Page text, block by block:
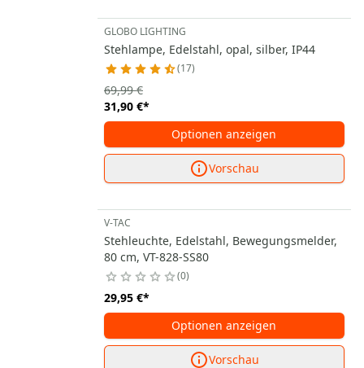
GLOBO LIGHTING
Stehlampe, Edelstahl, opal, silber, IP44
17
31,90 €*
69,99 €
Optionen anzeigen
Vorschau
V-TAC
Stehleuchte, Edelstahl, Bewegungsmelder,
80 cm, VT-828-SS80
0
29,95 €*
Optionen anzeigen
Vorschau